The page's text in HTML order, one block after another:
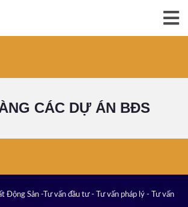
CÁC DỰ ÁN BĐS
Động Sản -Tư vấn đầu tư - Tư vấn pháp lý - Tư vấn